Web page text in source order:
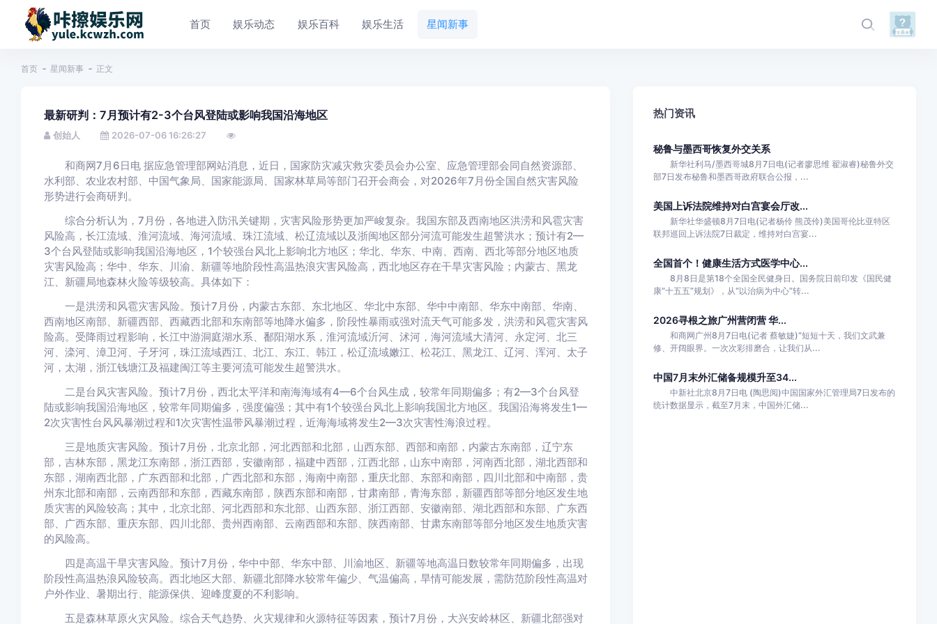
首页 娱乐动态 娱乐百科 娱乐生活 星闻新事
首页 星闻新事 正文
最新研判：7月预计有2-3个台风登陆或影响我国沿海地区
创始人 2026-07-06 16:26:27
和商网7月6日电 据应急管理部网站消息，近日，国家防灾减灾救灾委员会办公室、应急管理部会同自然资源部、
水利部、农业农村部、中国气象局、国家能源局、国家林草局等部门召开会商会，对2026年7月份全国自然灾害风险
形势进行会商研判。
综合分析认为，7月份，各地进入防汛关键期，灾害风险形势更加严峻复杂。我国东部及西南地区洪涝和风雹灾害
风险高，长江流域、淮河流域、海河流域、珠江流域、松辽流域以及浙闽地区部分河流可能发生超警洪水；预计有2—
3个台风登陆或影响我国沿海地区，1个较强台风北上影响北方地区；华北、华东、中南、西南、西北等部分地区地质
灾害风险高；华中、华东、川渝、新疆等地阶段性高温热浪灾害风险高，西北地区存在干旱灾害风险；内蒙古、黑龙
江、新疆局地森林火险等级较高。具体如下：
一是洪涝和风雹灾害风险。预计7月份，内蒙古东部、东北地区、华北中东部、华中中南部、华东中南部、华南、
西南地区南部、新疆西部、西藏西北部和东南部等地降水偏多，阶段性暴雨或强对流天气可能多发，洪涝和风雹灾害风
险高。受降雨过程影响，长江中游洞庭湖水系、鄱阳湖水系，淮河流域沂河、沭河，海河流域大清河、永定河、北三
河、滦河、漳卫河、子牙河，珠江流域西江、北江、东江、韩江，松辽流域嫩江、松花江、黑龙江、辽河、浑河、太子
河，太湖，浙江钱塘江及福建闽江等主要河流可能发生超警洪水。
二是台风灾害风险。预计7月份，西北太平洋和南海海域有4—6个台风生成，较常年同期偏多；有2—3个台风登
陆或影响我国沿海地区，较常年同期偏多，强度偏强；其中有1个较强台风北上影响我国北方地区。我国沿海将发生1—
2次灾害性台风风暴潮过程和1次灾害性温带风暴潮过程，近海海域将发生2—3次灾害性海浪过程。
三是地质灾害风险。预计7月份，北京北部，河北西部和北部，山西东部、西部和南部，内蒙古东南部，辽宁东
部，吉林东部，黑龙江东南部，浙江西部，安徽南部，福建中西部，江西北部，山东中南部，河南西北部，湖北西部和
东部，湖南西北部，广东西部和北部，广西北部和东部，海南中南部，重庆北部、东部和南部，四川北部和中南部，贵
州东北部和南部，云南西部和东部，西藏东南部，陕西东部和南部，甘肃南部，青海东部，新疆西部等部分地区发生地
质灾害的风险较高；其中，北京北部、河北西部和东北部、山西东部、浙江西部、安徽南部、湖北西部和东部、广东西
部、广西东部、重庆东部、四川北部、贵州西南部、云南西部和东部、陕西南部、甘肃东南部等部分地区发生地质灾害
的风险高。
四是高温干旱灾害风险。预计7月份，华中中部、华东中部、川渝地区、新疆等地高温日数较常年同期偏多，出现
阶段性高温热浪风险较高。西北地区大部、新疆北部降水较常年偏少、气温偏高，旱情可能发展，需防范阶段性高温对
户外作业、暑期出行、能源保供、迎峰度夏的不利影响。
五是森林草原火灾风险。综合天气趋势、火灾规律和火源特征等因素，预计7月份，大兴安岭林区、新疆北部强对
热门资讯
秘鲁与墨西哥恢复外交关系
新华社利马/墨西哥城8月7日电(记者廖思维 翟淑睿)秘鲁外交
部7日发布秘鲁和墨西哥政府联合公报，...
美国上诉法院维持对白宫宴会厅改...
新华社华盛顿8月7日电(记者杨伶 熊茂伶)美国哥伦比亚特区
联邦巡回上诉法院7日裁定，维持对白宫宴...
全国首个！健康生活方式医学中心...
8月8日是第18个全国全民健身日。国务院日前印发《国民健
康“十五五”规划》，从“以治病为中心”转...
2026寻根之旅广州营闭营 华...
和商网广州8月7日电(记者 蔡敏婕)“短短十天，我们文武兼
修、开阔眼界。一次次彩排磨合，让我们从...
中国7月末外汇储备规模升至34...
中新社北京8月7日电 (陶思阅)中国国家外汇管理局7日发布的
统计数据显示，截至7月末，中国外汇储...